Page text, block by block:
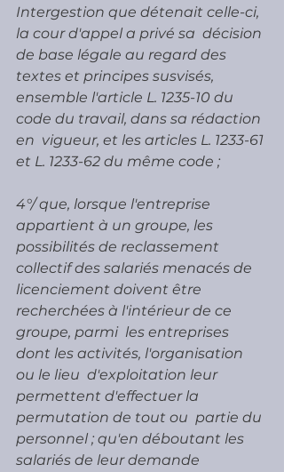
Intergestion que détenait celle-ci,
la cour d'appel a privé sa  décision
de base légale au regard des
textes et principes susvisés,
ensemble l'article L. 1235-10 du
code du travail, dans sa rédaction
en  vigueur, et les articles L. 1233-61
et L. 1233-62 du même code ;
4°/ que, lorsque l'entreprise
appartient à un groupe, les
possibilités de reclassement
collectif des salariés menacés de
licenciement doivent être
recherchées à l'intérieur de ce
groupe, parmi  les entreprises
dont les activités, l'organisation
ou le lieu  d'exploitation leur
permettent d'effectuer la
permutation de tout ou  partie du
personnel ; qu'en déboutant les
salariés de leur demande